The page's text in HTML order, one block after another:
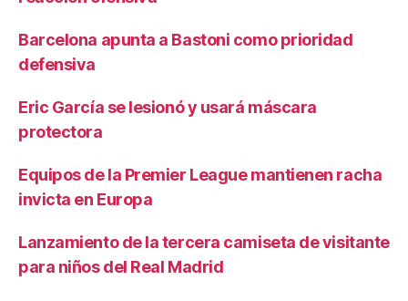
Barcelona apunta a Bastoni como prioridad
defensiva
Eric García se lesionó y usará máscara
protectora
Equipos de la Premier League mantienen racha
invicta en Europa
Lanzamiento de la tercera camiseta de visitante
para niños del Real Madrid